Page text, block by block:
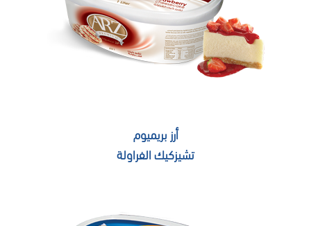
أرز بريميوم
تشيزكيك الفراولة